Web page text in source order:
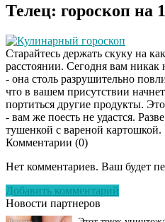
Телец: гороскоп на
Кулинарный гороскоп
Старайтесь держать скуку на
расстоянии. Сегодня вам никак
- она столь разрушительно
что в вашем присутствии
портиться другие продукты.
- вам же поесть не удастся.
тушенкой с вареной картошкой.
Комментарии (0)
Нет комментариев. Ваш будет
Добавить комментарий
Новости партнеров
Даже самый
исчезнет с корнем,
Этот трюк